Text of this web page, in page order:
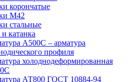
корончатые
М42
стальные
катанка
А500С – арматура
профиля
холоднодеформированная
АТ800 ГОСТ 10884-94